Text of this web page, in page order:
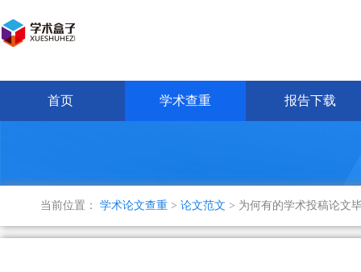
首页 学术查重 报告下载
当前位置： 学术论文查重 > 论文范文 > 为何有的学术投稿论文